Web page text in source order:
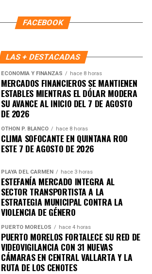
Podery recibe las noticias más
de Quintana Roo directamente
FACEBOOK
LAS + DESTACADAS
ECONOMÍA Y FINANZAS hace 8 horas
MERCADOS FINANCIEROS SE MANTIENEN
ESTABLES MIENTRAS EL DÓLAR MODERA
SU AVANCE AL INICIO DEL 7 DE AGOSTO
DE 2026
OTHON P. BLANCO hace 8 horas
CLIMA SOFOCANTE EN QUINTANA ROO
ESTE 7 DE AGOSTO DE 2026
PLAYA DEL CARMEN hace 3 horas
ESTEFANÍA MERCADO INTEGRA AL
SECTOR TRANSPORTISTA A LA
ESTRATEGIA MUNICIPAL CONTRA LA
VIOLENCIA DE GÉNERO
PUERTO MORELOS hace 4 horas
PUERTO MORELOS FORTALECE SU RED DE
VIDEOVIGILANCIA CON 31 NUEVAS
CÁMARAS EN CENTRAL VALLARTA Y LA
RUTA DE LOS CENOTES